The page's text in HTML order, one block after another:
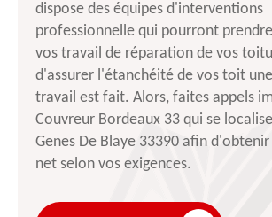
dispose des équipes d'interventions
professionnelle qui pourront
vos travail de réparation de vos
d'assurer l'étanchéité de vos toit
travail est fait. Alors, faites appels
Couvreur Bordeaux 33 qui se
Genes De Blaye 33390 afin
net selon vos exigences.